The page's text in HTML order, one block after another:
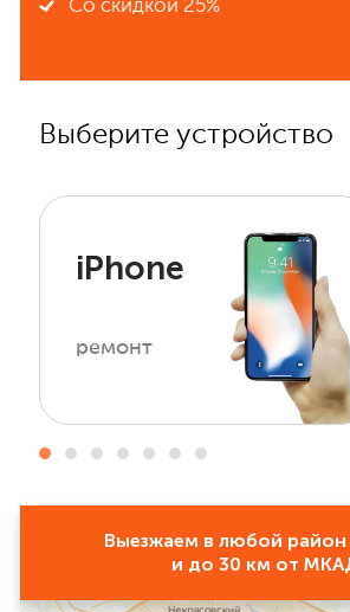
Со скидкой 25%
Выберите устройство
iPhone
ремонт
Выезжаем в любой
и до 30 км от